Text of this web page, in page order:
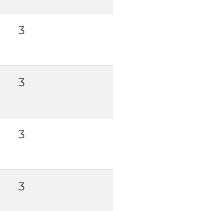
3
3
3
3